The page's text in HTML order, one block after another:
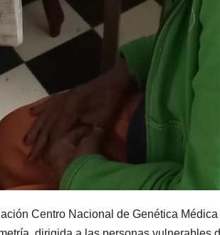
Centro Nacional de Genética